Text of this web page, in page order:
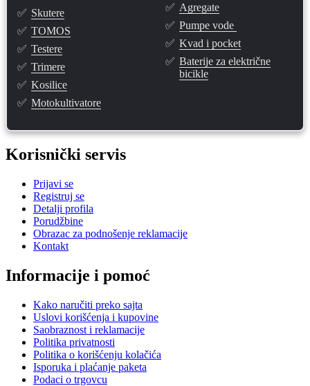
✅ Skutere
✅ TOMOS
✅ Testere
✅ Trimere
✅ Kosilice
✅ Motokultivatore
✅ Agregate
✅ Pumpe vode
✅ Kvad i pocket
✅ Baterije za električne
bicikle
Korisnički servis
Prijavi se
Registruj se
Detalji profila
Porudžbine
Obrazac za podnošenje reklamacije
Kontakt
Informacije i pomoć
Kako naručiti preko sajta
Uslovi korišćenja i kupovine
Saobraznost i reklamacije
Politika privatnosti
Politika o korišćenju kolačića
Isporuka i plaćanje paketa
Podaci o trgovcu